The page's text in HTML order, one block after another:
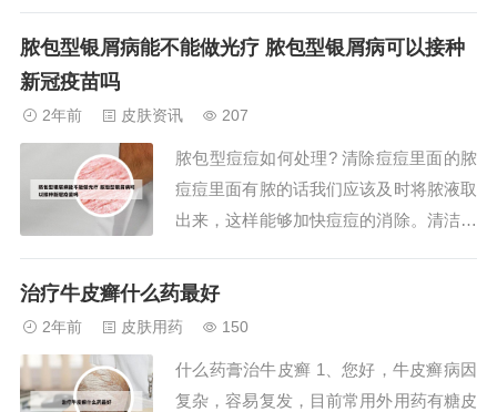
证、血瘀证、血燥证、热毒炽盛证、湿热
中药油剂，比如普连膏、复方青黛膏等。
银屑病是一种...
脓包型银屑病能不能做光疗 脓包型银屑病可以接种
新冠疫苗吗
2年前 皮肤资讯 207
脓包型痘痘如何处理? 清除痘痘里面的脓
痘痘里面有脓的话我们应该及时将脓液取
出来，这样能够加快痘痘的消除。清洁皮
包型痘痘的第一步。每天至少早晚使用温
每周使用一到两次深层清洁面膜也有助于
清除毛孔内...
治疗牛皮癣什么药最好
2年前 皮肤用药 150
什么药膏治牛皮癣 1、您好，牛皮癣病因
复杂，容易复发，目前常用外用药有糖皮